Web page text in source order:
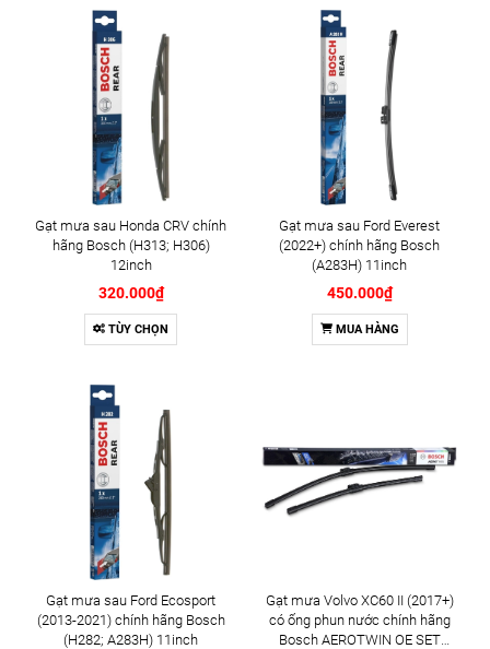
Gạt mưa sau Honda CRV chính
hãng Bosch (H313; H306)
12inch
320.000₫
TÙY CHỌN
Gạt mưa sau Ford Everest
(2022+) chính hãng Bosch
(A283H) 11inch
450.000₫
MUA HÀNG
Gạt mưa sau Ford Ecosport
(2013-2021) chính hãng Bosch
(H282; A283H) 11inch
Gạt mưa Volvo XC60 II (2017+)
có ống phun nước chính hãng
Bosch AEROTWIN OE SET